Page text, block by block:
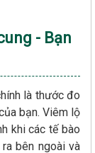
- Bạn
là thước đo
bạn. Viêm lộ
khi các tế bào
bên ngoài và